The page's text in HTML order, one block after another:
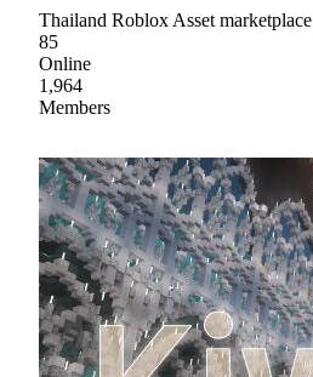
Thailand Roblox Asset marketplace
85
Online
1,964
Members